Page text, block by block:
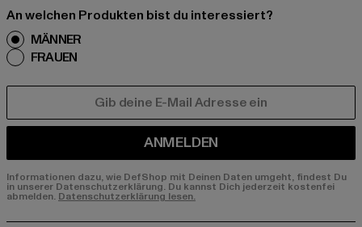
An welchen Produkten bist du interessiert?
MÄNNER
FRAUEN
ANMELDEN
Informationen dazu, wie DefShop mit Deinen Daten umgeht, findest Du
in unserer Datenschutzerklärung. Du kannst Dich jederzeit kostenfei
abmelden. Datenschutzerklärung lesen.